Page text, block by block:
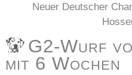
Neuer Deutscher
G2-Wurf
mit 6 Wochen